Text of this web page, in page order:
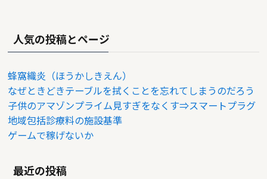
人気の投稿とページ
蜂窩織炎（ほうかしきえん）
なぜときどきテーブルを拭くことを忘れてしまうのだろう
子供のアマゾンプライム見すぎをなくす⇒スマートプラグ
地域包括診療料の施設基準
ゲームで稼げないか
最近の投稿